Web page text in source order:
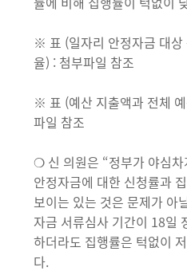
※ 표 (일자리 안정자금 대상
율) : 첨부파일 참조
※ 표 (예산 지출액과 전체
파일 참조
❍ 신 의원은 “정부가 야심
안정자금에 대한 신청률과
보이는 있는 것은 문제가 아
자금 서류심사 기간이 18일
하더라도 집행률은 턱없이
다.